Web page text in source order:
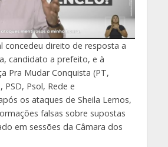
concedeu direito de resposta a
candidato a prefeito, e à
Pra Mudar Conquista (PT,
PSD, Psol, Rede e
os ataques de Sheila Lemos,
falsas sobre supostas
em sessões da Câmara dos